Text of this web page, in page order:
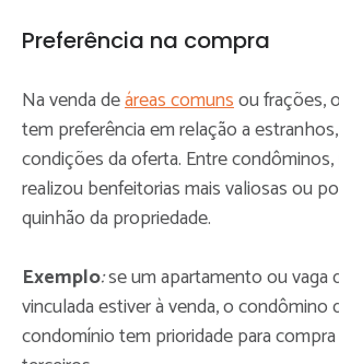
Preferência na compra
Na venda deáreas comunsou frações,
tem preferência em relação a
condições da oferta. Entre
realizou benfeitorias mais valiosas ou
quinhão da propriedade.
Exemplo:se um apartamento ou vaga
vinculada estiver à venda, o condômino
condomínio tem prioridade para